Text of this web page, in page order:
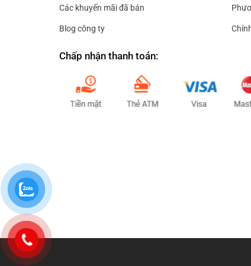
Các khuyến mãi đã bán
Blog công ty
Chấp nhận thanh toán: